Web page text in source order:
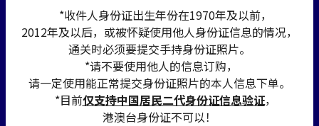
*收件人身份证出生年份在1970年及以前，
2012年及以后，或被怀疑使用他人身份证信息的情况，
通关时必须要提交手持身份证照片。
*请不要使用他人的信息订购，
请一定使用能正常提交身份证照片的本人信息下单。
*目前仅支持中国居民二代身份证信息验证，
港澳台身份证不可以！